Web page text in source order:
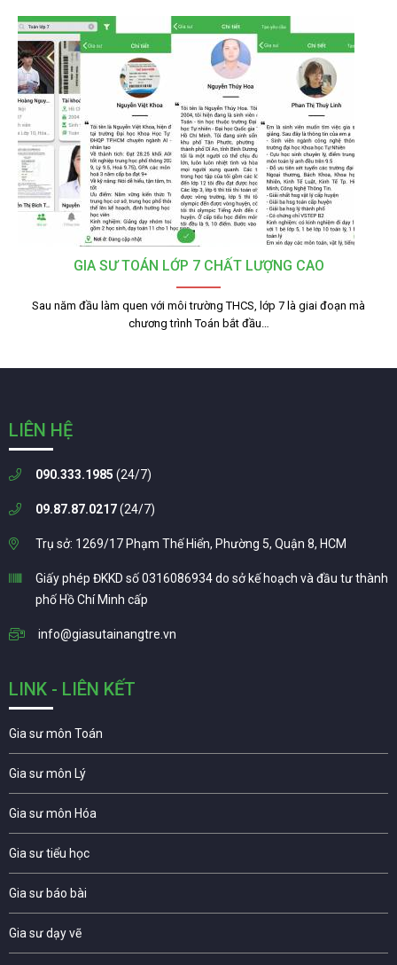
GIA SƯ TOÁN LỚP 7 CHẤT LƯỢNG CAO
Sau năm đầu làm quen với môi trường THCS, lớp 7 là giai đoạn mà
chương trình Toán bắt đầu…
LIÊN HỆ
090.333.1985 (24/7)
09.87.87.0217(24/7)
Trụ sở: 1269/17 Phạm Thế Hiển, Phường 5, Quận 8, HCM
Giấy phép ĐKKD số 0316086934 do sở kế hoạch và đầu tư thành
phố Hồ Chí Minh cấp
info@giasutainangtre.vn
LINK - LIÊN KẾT
Gia sư môn Toán
Gia sư môn Lý
Gia sư môn Hóa
Gia sư tiểu học
Gia sư báo bài
Gia sư dạy vẽ